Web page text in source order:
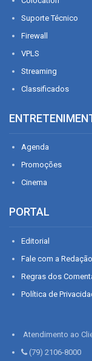
Suporte Técnico
Firewall
VPLS
Streaming
Classificados
Agenda
Promoções
Cinema
PORTAL
Editorial
Fale com a Redação
Regras dos
Política de
Atendimento ao
(79) 2106-8000